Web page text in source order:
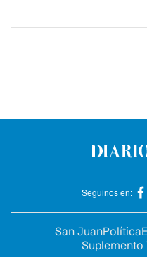
Seguinos en:
San JuanPolítica
Suplemento